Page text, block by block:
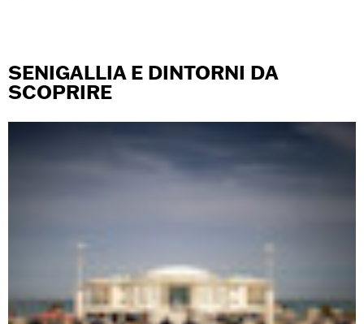
SENIGALLIA E DINTORNI DA
SCOPRIRE